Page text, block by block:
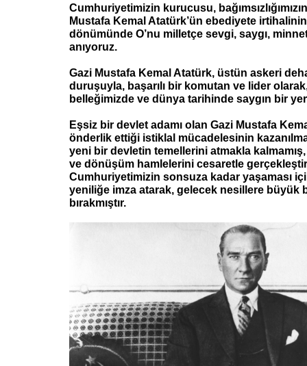
Cumhuriyetimizin kurucusu,
Mustafa Kemal Atatürk’ün ebediyete irtihalinin
dönümünde O’nu milletçe sevgi, saygı,
anıyoruz.
Gazi Mustafa Kemal Atatürk, üstün askeri
duruşuyla, başarılı bir komutan ve lider
belleğimizde ve dünya tarihinde saygın bir
Eşsiz bir devlet adamı olan Gazi Mustafa
önderlik ettiği istiklal mücadelesinin
yeni bir devletin temellerini atmakla
ve dönüşüm hamlelerini cesaretle
Cumhuriyetimizin sonsuza kadar yaşaması
yeniliğe imza atarak, gelecek nesillere büyük
bırakmıştır.